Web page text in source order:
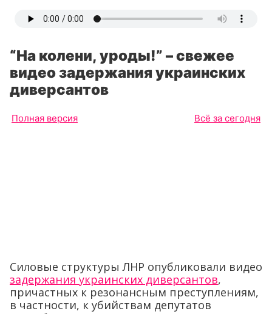
“На колени, уроды!” – свежее
видео задержания украинских
диверсантов
Полная версия Всё за сегодня
Силовые структуры ЛНР опубликовали видео
задержания украинских диверсантов,
причастных к резонансным преступлениям,
в частности, к убийствам депутатов